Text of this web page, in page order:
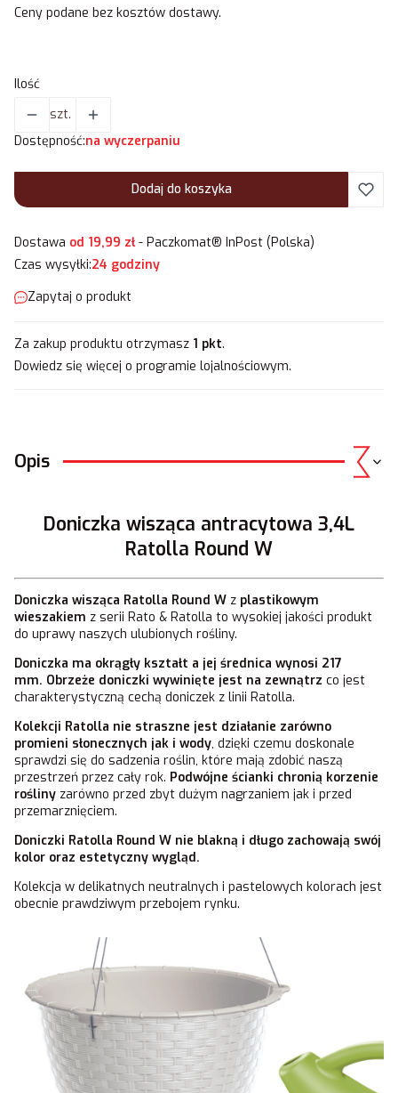
Ceny podane bez kosztów dostawy.
Ilość
szt.
Dostępność:na wyczerpaniu
Dodaj do koszyka
Dostawa od 19,99 zł- Paczkomat® InPost (Polska)
Czas wysyłki:24 godziny
Zapytaj o produkt
Za zakup produktu otrzymasz 1 pkt.
Dowiedz się więcej o programie lojalnościowym.
Opis
Doniczka wisząca antracytowa 3,4L
Ratolla Round W
Doniczka wisząca Ratolla Round W z plastikowym
wieszakiem z serii Rato & Ratolla to wysokiej jakości produkt
do uprawy naszych ulubionych rośliny.
Doniczka ma okrągły kształt a jej średnica wynosi 217
mm. Obrzeże doniczki wywinięte jest na zewnątrz co jest
charakterystyczną cechą doniczek z linii Ratolla.
Kolekcji Ratolla nie straszne jest działanie zarówno
promieni słonecznych jak i wody, dzięki czemu doskonale
sprawdzi się do sadzenia roślin, które mają zdobić naszą
przestrzeń przez cały rok. Podwójne ścianki chronią korzenie
rośliny zarówno przed zbyt dużym nagrzaniem jak i przed
przemarznięciem.
Doniczki Ratolla Round W nie blakną i długo zachowają swój
kolor oraz estetyczny wygląd.
Kolekcja w delikatnych neutralnych i pastelowych kolorach jest
obecnie prawdziwym przebojem rynku.